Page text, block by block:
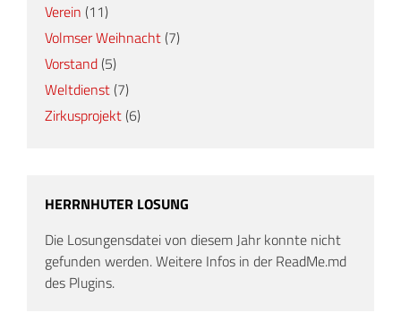
Verein (11)
Volmser Weihnacht (7)
Vorstand (5)
Weltdienst (7)
Zirkusprojekt (6)
HERRNHUTER LOSUNG
Die Losungensdatei von diesem Jahr konnte nicht
gefunden werden. Weitere Infos in der ReadMe.md
des Plugins.